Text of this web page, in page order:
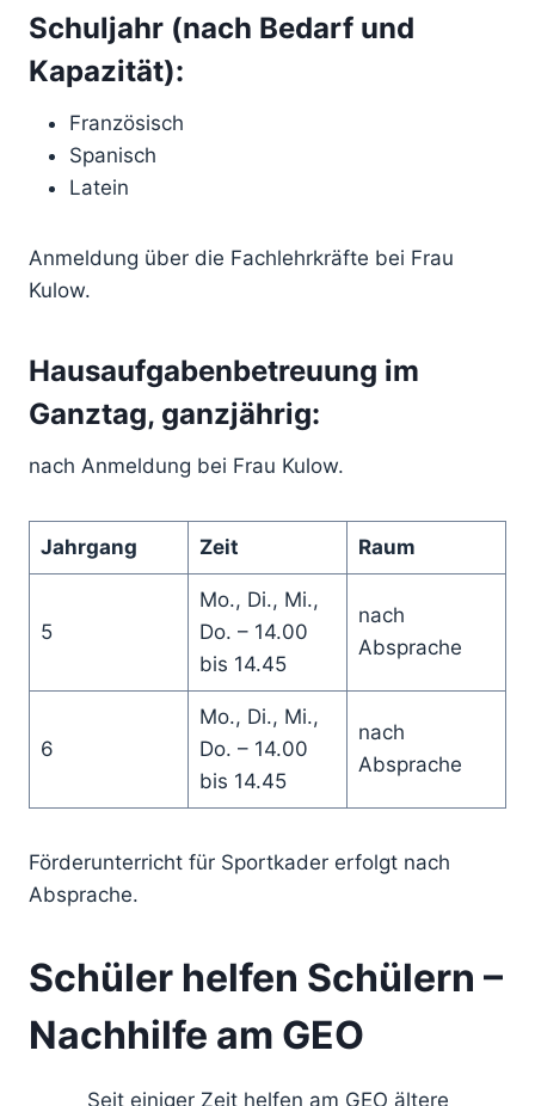
Schuljahr (nach Bedarf und
Kapazität):
Französisch
Spanisch
Latein
Anmeldung über die Fachlehrkräfte bei Frau
Kulow.
Hausaufgabenbetreuung im
Ganztag, ganzjährig:
nach Anmeldung bei Frau Kulow.
Jahrgang Zeit Raum
5
Mo., Di., Mi.,
Do. – 14.00
bis 14.45
nach
Absprache
6
Mo., Di., Mi.,
Do. – 14.00
bis 14.45
nach
Absprache
Förderunterricht für Sportkader erfolgt nach
Absprache.
Schüler helfen Schülern –
Nachhilfe am GEO
Seit einiger Zeit helfen am GEO ältere